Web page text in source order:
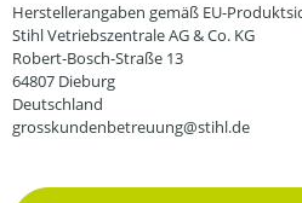
Herstellerangaben gemäß EU-
Stihl Vetriebszentrale AG & Co. KG
Robert-Bosch-Straße 13
64807 Dieburg
Deutschland
grosskundenbetreuung@stihl.de